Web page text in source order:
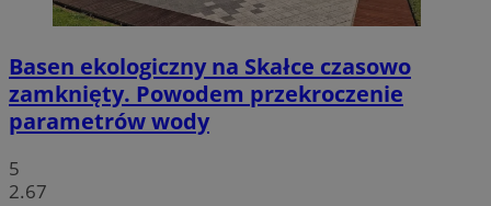
Basen ekologiczny na Skałce czasowo
zamknięty. Powodem przekroczenie
parametrów wody
5
2.67